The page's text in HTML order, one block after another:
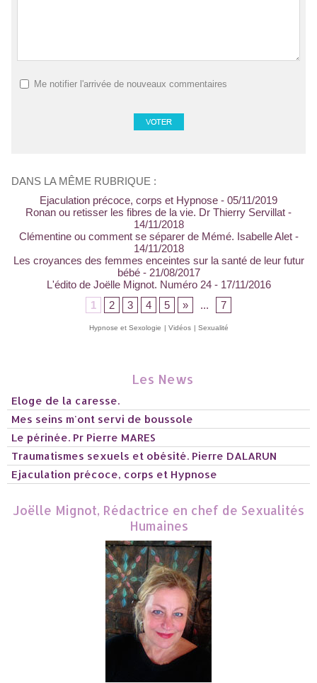
Me notifier l'arrivée de nouveaux commentaires
DANS LA MÊME RUBRIQUE :
Ejaculation précoce, corps et Hypnose - 05/11/2019
Ronan ou retisser les fibres de la vie. Dr Thierry Servillat -
14/11/2018
Clémentine ou comment se séparer de Mémé. Isabelle Alet -
14/11/2018
Les croyances des femmes enceintes sur la santé de leur futur
bébé - 21/08/2017
L'édito de Joëlle Mignot. Numéro 24 - 17/11/2016
1
2 3 4 5 » ... 7
Hypnose et Sexologie | Vidéos | Sexualité
Les News
Eloge de la caresse.
Mes seins m'ont servi de boussole
Le périnée. Pr Pierre MARES
Traumatismes sexuels et obésité. Pierre DALARUN
Ejaculation précoce, corps et Hypnose
Joëlle Mignot, Rédactrice en chef de Sexualités
Humaines